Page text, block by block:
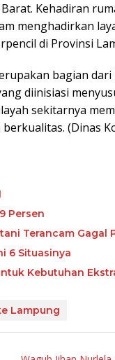
Kehadiran
menghadirkan
di Provinsi
bagian
diinisiasi
sekitarnya
(Dinas
Persen
Terancam Gagal
6 Situasinya
Kebutuhan
Lampung